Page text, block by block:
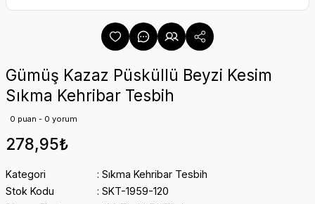
Gümüş Kazaz Püsküllü Beyzi Kesim
Sıkma Kehribar Tesbih
0 puan - 0 yorum
278,95₺
Kategori
Sıkma Kehribar Tesbih
Stok Kodu
SKT-1959-120